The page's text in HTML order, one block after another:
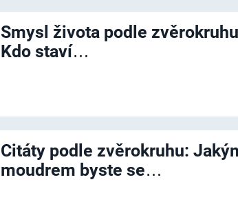
Smysl života podle
Kdo staví…
Citáty podle zvěrokruhu:
moudrem byste se…